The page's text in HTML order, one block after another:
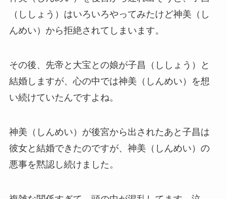
（ししょう）はいろいろやってみたけど神美（し
んめい）から拒絶されてしまいます。
その後、先帝と大宝との娘が子昌（ししょう）と
結婚しますが、心の中では神美（しんめい）を想
い続けていたんですよね。
神美（しんめい）が後宮から出されたあと子昌は
彼女と結婚できたのですが、神美（しんめい）の
悪事を黙認し続けました。